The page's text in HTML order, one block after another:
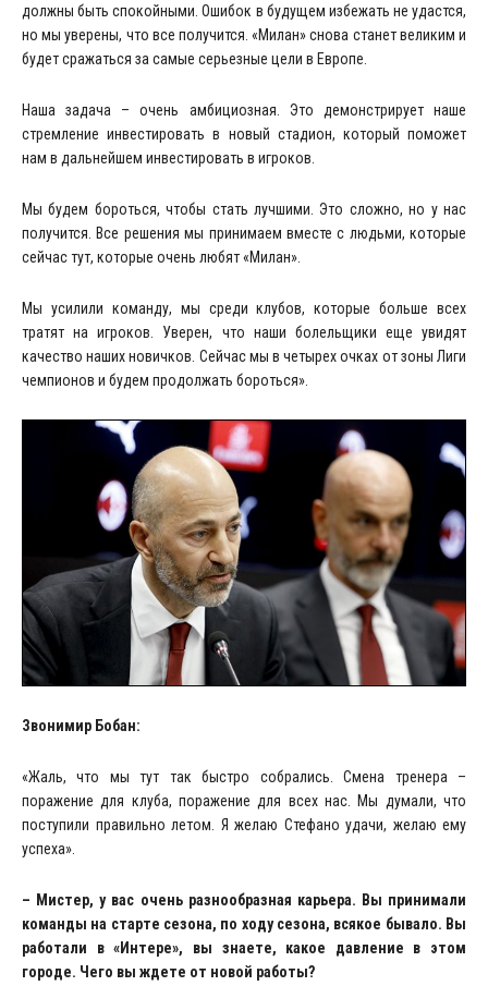
должны быть спокойными. Ошибок в будущем избежать не удастся,
но мы уверены, что все получится. «Милан» снова станет великим и
будет сражаться за самые серьезные цели в Европе.
Наша задача – очень амбициозная. Это демонстрирует наше
стремление инвестировать в новый стадион, который поможет
нам в дальнейшем инвестировать в игроков.
Мы будем бороться, чтобы стать лучшими. Это сложно, но у нас
получится. Все решения мы принимаем вместе с людьми, которые
сейчас тут, которые очень любят «Милан».
Мы усилили команду, мы среди клубов, которые больше всех
тратят на игроков. Уверен, что наши болельщики еще увидят
качество наших новичков. Сейчас мы в четырех очках от зоны Лиги
чемпионов и будем продолжать бороться».
Звонимир Бобан:
«Жаль, что мы тут так быстро собрались. Смена тренера –
поражение для клуба, поражение для всех нас. Мы думали, что
поступили правильно летом. Я желаю Стефано удачи, желаю ему
успеха».
– Мистер, у вас очень разнообразная карьера. Вы принимали
команды на старте сезона, по ходу сезона, всякое бывало. Вы
работали в «Интере», вы знаете, какое давление в этом
городе. Чего вы ждете от новой работы?